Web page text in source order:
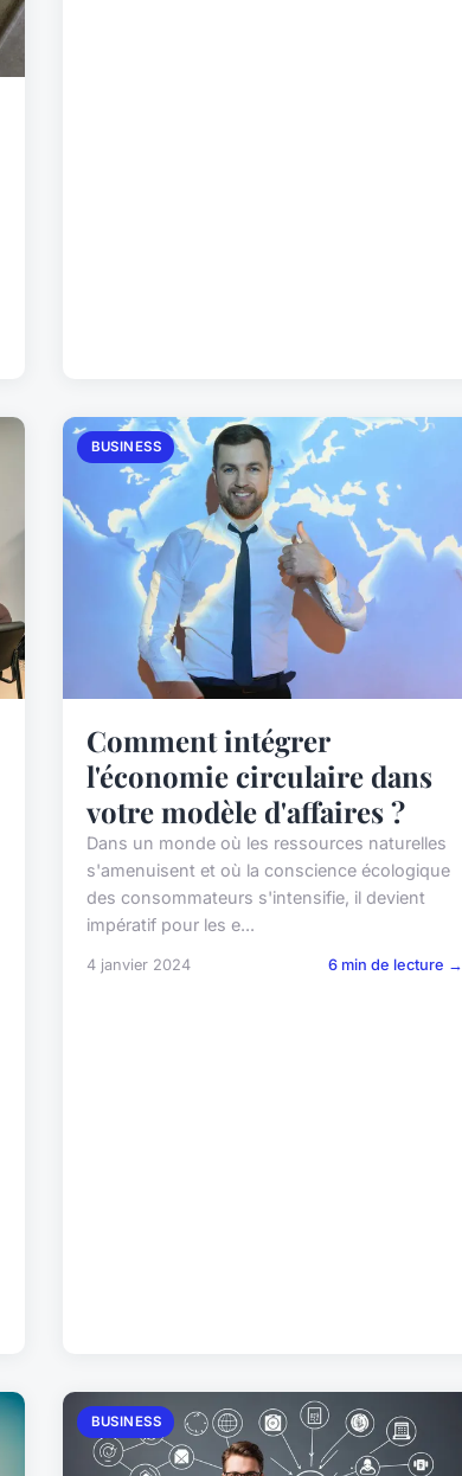
BUSINESS
Comment intégrer
l'économie circulaire dans
votre modèle d'affaires ?
Dans un monde où les ressources naturelles
s'amenuisent et où la conscience écologique
des consommateurs s'intensifie, il devient
impératif pour les e...
4 janvier 2024 6 min de lecture →
BUSINESS